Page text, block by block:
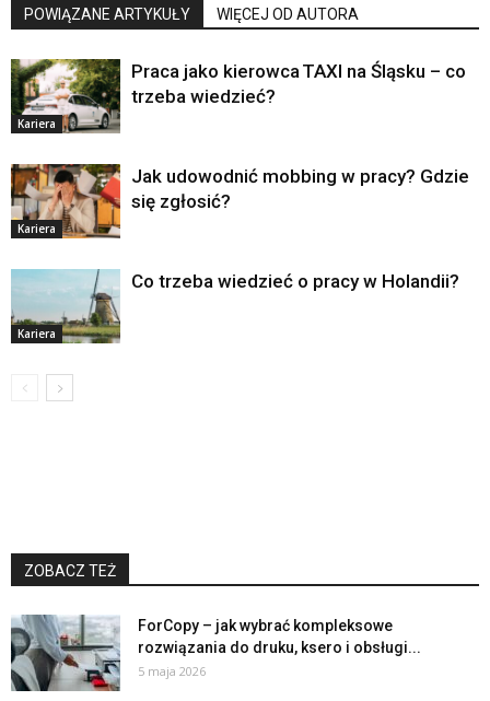
POWIĄZANE ARTYKUŁY WIĘCEJ OD AUTORA
Kariera
Praca jako kierowca TAXI na Śląsku – co
trzeba wiedzieć?
Kariera
Jak udowodnić mobbing w pracy? Gdzie
się zgłosić?
Kariera
Co trzeba wiedzieć o pracy w Holandii?
ZOBACZ TEŻ
ForCopy – jak wybrać kompleksowe
rozwiązania do druku, ksero i obsługi...
5 maja 2026